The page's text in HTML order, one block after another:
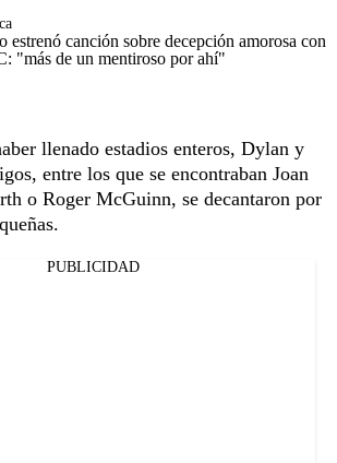
estrenó canción sobre decepción amorosa con
"más de un mentiroso por ahí"
llenado estadios enteros, Dylan y
entre los que se encontraban Joan
o Roger McGuinn, se decantaron por
PUBLICIDAD